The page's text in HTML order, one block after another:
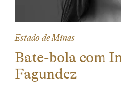
Estado de Minas
Bate-bola com
Fagundez